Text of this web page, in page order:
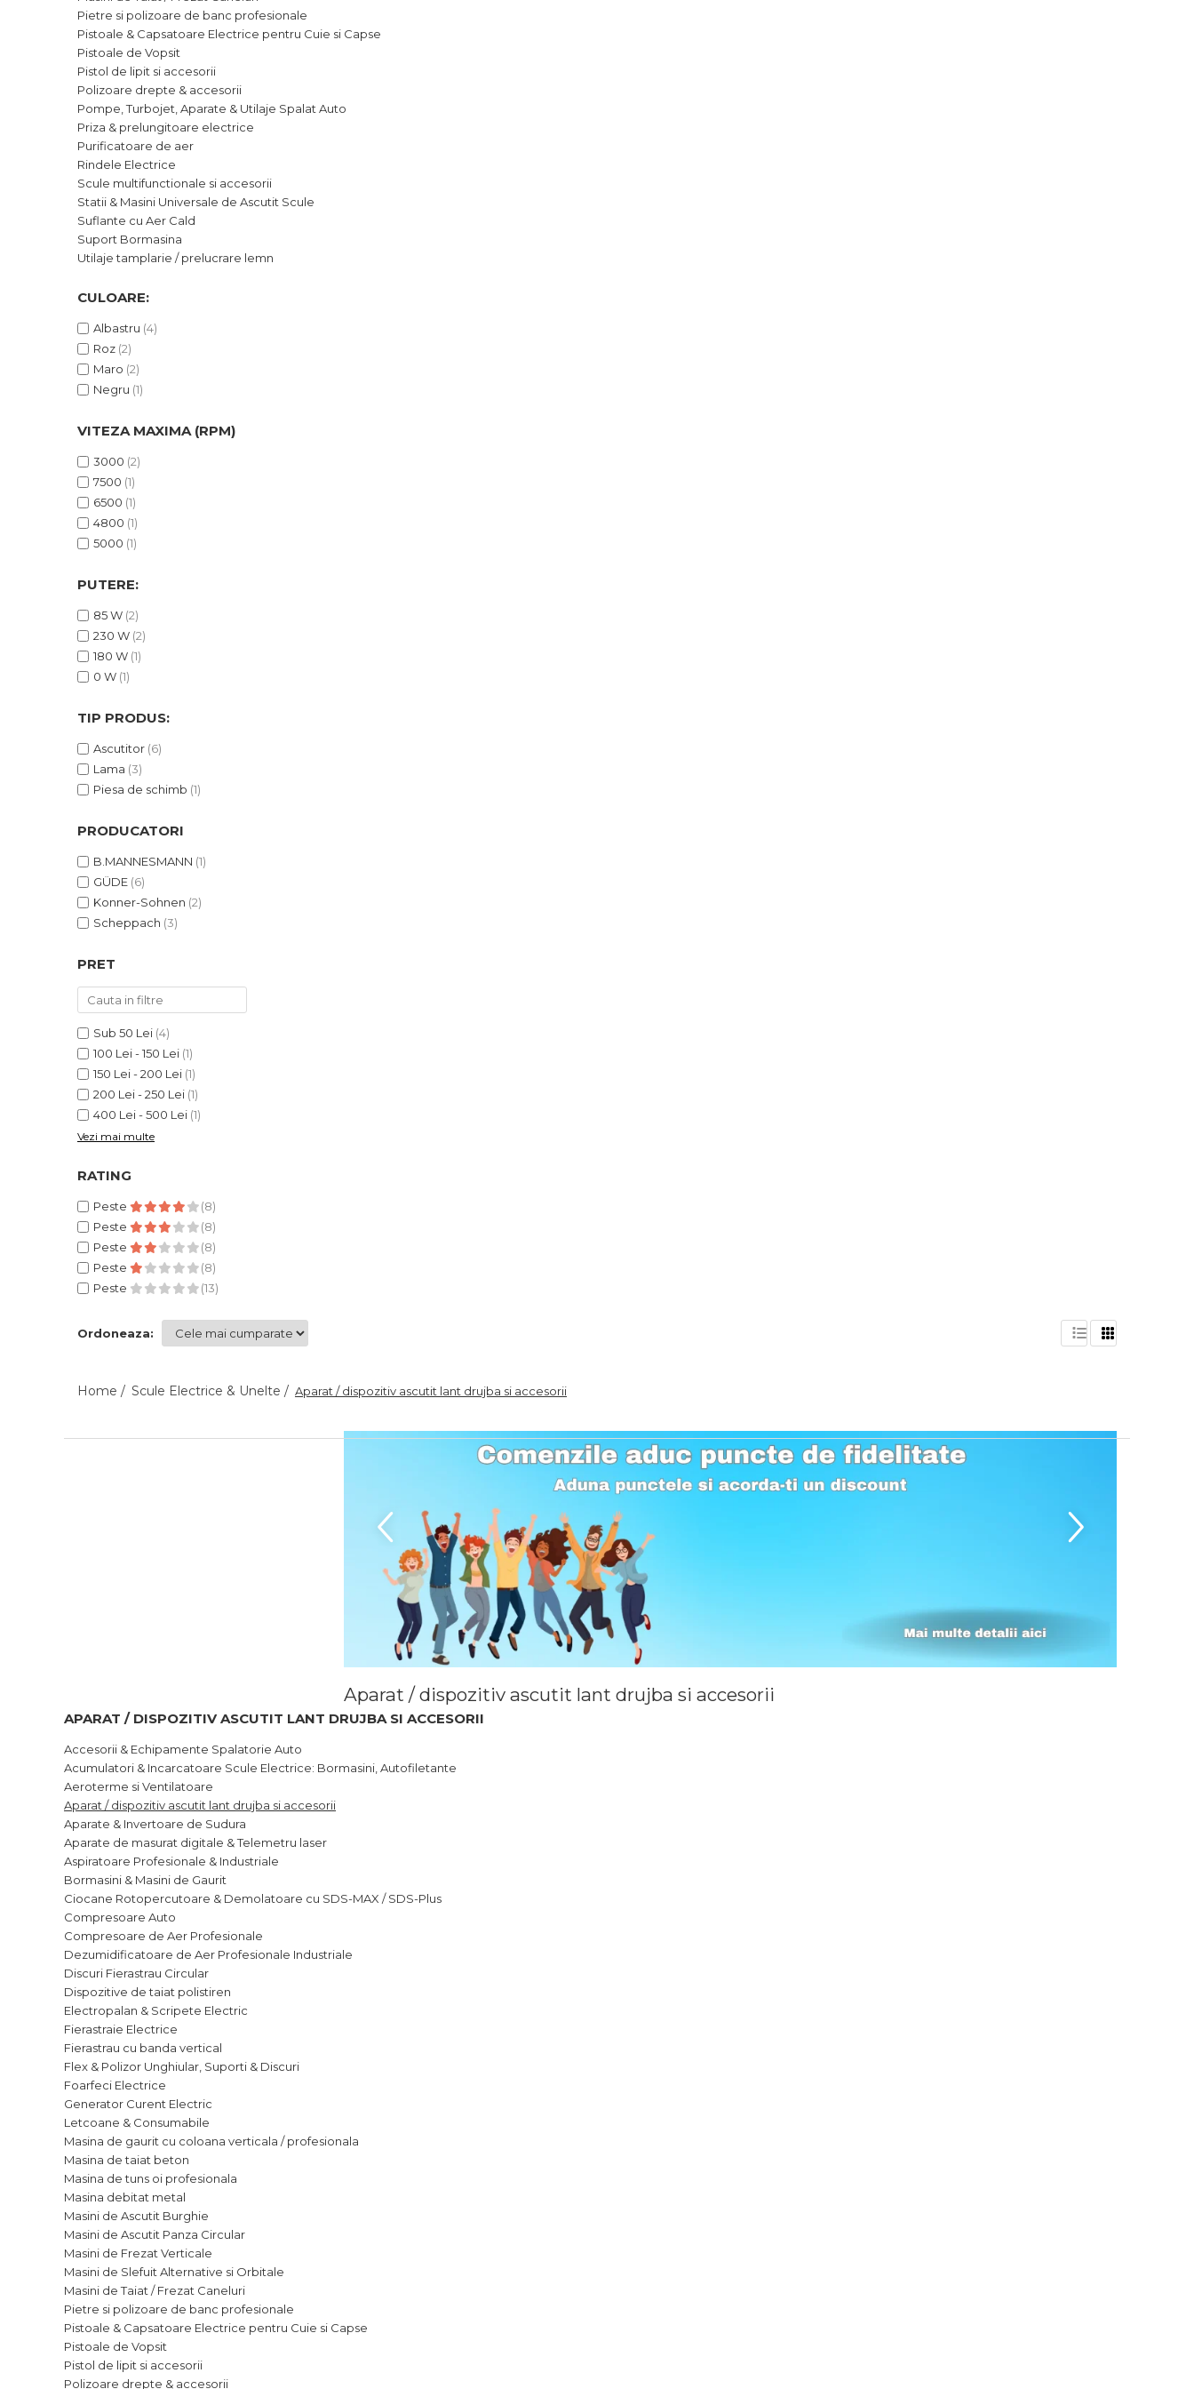
Alarme Casa
Accesorii Baie
Accesorii Telefoane
Casti Audio
Accesorii Laptop & PC
Aparate de Curatat cu
Ultrasunete
Cutii Depozitare
Chinga & Suport Mobila
Organizatoare imbracaminte si
Baterii AAA
Corpuri de Iluminat
Proiectoare
Iluminare Led
Tester de Tensiune
Cheie Filtru Ulei
Capre & Suporti Auto
Pat Mobil Auto
Cric Hidraulic
Set / trusa chei tubulare
Chei Tubulare
Multimetru Digital
Bara Tractare Auto
Canistre benzina (combustibil)
Presa Hidraulica Tinichigerie
Set Pentru Demontat Piulite &
Suruburi
Extractor Rulmenti
Presa Hidraulica Ondulare
Pompa transfer lichide
Pietre si polizoare de banc profesionale
Pistoale & Capsatoare Electrice pentru Cuie si Capse
Pistoale de Vopsit
Pistol de lipit si accesorii
Polizoare drepte & accesorii
Pompe, Turbojet, Aparate & Utilaje Spalat Auto
Priza & prelungitoare electrice
Purificatoare de aer
Rindele Electrice
Scule multifunctionale si accesorii
Statii & Masini Universale de Ascutit Scule
Suflante cu Aer Cald
Suport Bormasina
Utilaje tamplarie / prelucrare lemn
CULOARE:
Albastru (4)
Roz (2)
Maro (2)
Negru (1)
VITEZA MAXIMA (RPM)
3000 (2)
7500 (1)
6500 (1)
4800 (1)
5000 (1)
PUTERE:
85 W (2)
230 W (2)
180 W (1)
0 W (1)
TIP PRODUS:
Ascutitor (6)
Lama (3)
Piesa de schimb (1)
PRODUCATORI
B.MANNESMANN (1)
GÜDE (6)
Konner-Sohnen (2)
Scheppach (3)
PRET
Sub 50 Lei (4)
100 Lei - 150 Lei (1)
150 Lei - 200 Lei (1)
200 Lei - 250 Lei (1)
400 Lei - 500 Lei (1)
Vezi mai multe
RATING
Peste
(8)
Peste
(8)
Peste
(8)
Peste
(8)
Peste
(13)
Ordoneaza:
Home / Scule Electrice & Unelte / Aparat / dispozitiv ascutit lant drujba si accesorii
Aparat / dispozitiv ascutit lant drujba si accesorii
APARAT / DISPOZITIV ASCUTIT LANT DRUJBA SI ACCESORII
Accesorii & Echipamente Spalatorie Auto
Acumulatori & Incarcatoare Scule Electrice: Bormasini, Autofiletante
Aeroterme si Ventilatoare
Aparat / dispozitiv ascutit lant drujba si accesorii
Aparate & Invertoare de Sudura
Aparate de masurat digitale & Telemetru laser
Aspiratoare Profesionale & Industriale
Bormasini & Masini de Gaurit
Ciocane Rotopercutoare & Demolatoare cu SDS-MAX / SDS-Plus
Compresoare Auto
Compresoare de Aer Profesionale
Dezumidificatoare de Aer Profesionale Industriale
Discuri Fierastrau Circular
Dispozitive de taiat polistiren
Electropalan & Scripete Electric
Fierastraie Electrice
Fierastrau cu banda vertical
Flex & Polizor Unghiular, Suporti & Discuri
Foarfeci Electrice
Generator Curent Electric
Letcoane & Consumabile
Masina de gaurit cu coloana verticala / profesionala
Masina de taiat beton
Masina de tuns oi profesionala
Masina debitat metal
Masini de Ascutit Burghie
Masini de Ascutit Panza Circular
Masini de Frezat Verticale
Masini de Slefuit Alternative si Orbitale
Masini de Taiat / Frezat Caneluri
Pietre si polizoare de banc profesionale
Pistoale & Capsatoare Electrice pentru Cuie si Capse
Pistoale de Vopsit
Pistol de lipit si accesorii
Polizoare drepte & accesorii